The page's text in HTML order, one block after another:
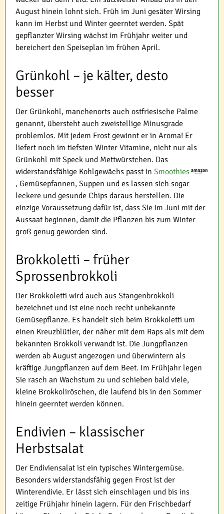
August hinein lohnt sich. Früh im Juni gesäter Wirsing
kann im Herbst und Winter geerntet werden. Spät
gepflanzter Wirsing wächst im Frühjahr weiter und
bereichert den Speiseplan im frühen April.
Grünkohl – je kälter, desto
besser
Der Grünkohl, manchenorts auch ostfriesische Palme
genannt, übersteht auch zweistellige Minusgrade
problemlos. Mit jedem Frost gewinnt er in Aroma! Er
liefert noch im tiefsten Winter Vitamine, nicht nur als
Grünkohl mit Speck und Mettwürstchen. Das
widerstandsfähige Kohlgewächs passt in Smoothies
, Gemüsepfannen, Suppen und es lassen sich sogar
leckere und gesunde Chips daraus herstellen. Die
einzige Voraussetzung dafür ist, dass Sie im Juni mit der
Aussaat beginnen, damit die Pflanzen bis zum Winter
groß genug geworden sind.
Brokkoletti – früher
Sprossenbrokkoli
Der Brokkoletti wird auch aus Stangenbrokkoli
bezeichnet und ist eine noch recht unbekannte
Gemüsepflanze. Es handelt sich beim Brokkoletti um
einen Kreuzblütler, der näher mit dem Raps als mit dem
bekannten Brokkoli verwandt ist. Die Jungpflanzen
werden ab August angezogen und überwintern als
kräftige Jungpflanzen auf dem Beet. Im Frühjahr legen
Sie rasch an Wachstum zu und schieben bald viele,
kleine Brokkoliröschen, die laufend bis in den Sommer
hinein geerntet werden können.
Endivien – klassischer
Herbstsalat
Der Endiviensalat ist ein typisches Wintergemüse.
Besonders widerstandsfähig gegen Frost ist der
Winterendivie. Er lässt sich einschlagen und bis ins
zeitige Frühjahr hinein lagern. Für den Frischbedarf